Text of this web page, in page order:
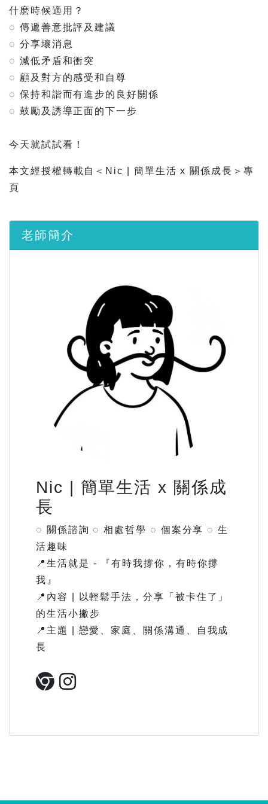
什麽時候適用？⠀
◌ 傳遞善意批評及建議⠀
◌ 分享壞消息⠀
◌ 減低矛盾和衝突⠀
◌ 顧及對方的感受和自尊⠀
◌ 保持和諧而有進步的良好關係⠀
◌ 鼓勵及誘導正面的下一步⠀
今天就試試看！⠀
本文經授權轉載自＜Nic | 簡單生活 x 關係成長＞專
頁
老師簡介
Nic | 簡單生活 x 關係成
長
◌ 關係諮詢 ◌ 相處哲學 ◌ 個案分享 ◌ 生
活趣味
📍生活就是 - 『有時我撐你，有時你撐
我』
📍內容 | 以輕鬆手法，分享「被卡住了」
的生活小撇步
📍主題 | 戀愛、家庭、關係溝通、自我成
長